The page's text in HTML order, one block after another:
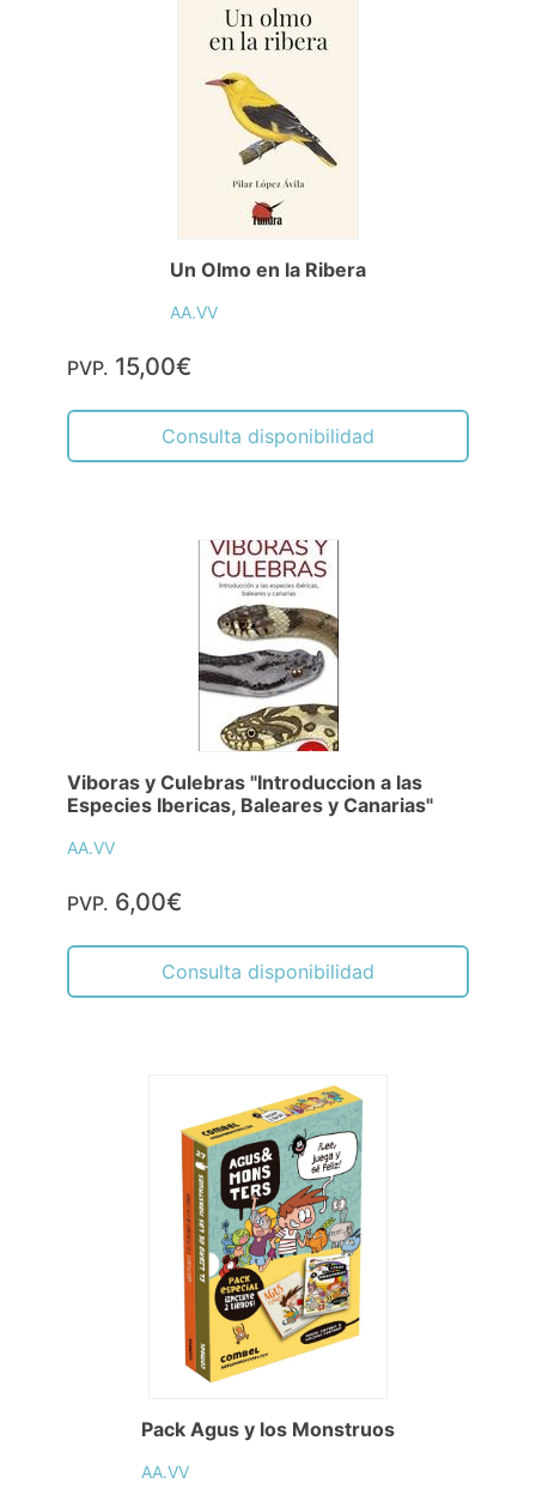
Un Olmo en la Ribera
AA.VV
PVP. 15,00€
Consulta disponibilidad
Viboras y Culebras "Introduccion a las
Especies Ibericas, Baleares y Canarias"
AA.VV
PVP. 6,00€
Consulta disponibilidad
Pack Agus y los Monstruos
AA.VV